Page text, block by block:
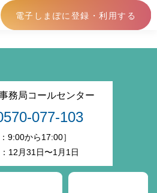
電子しまぽに登録・利用する
務局コールセンター
077-103
：9:00から17:00］
12月31日〜1月1日